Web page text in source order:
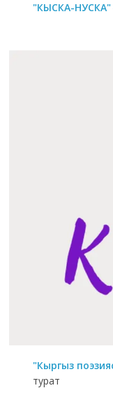
"КЫСКА-НУСКА"
"Кыргыз
турат